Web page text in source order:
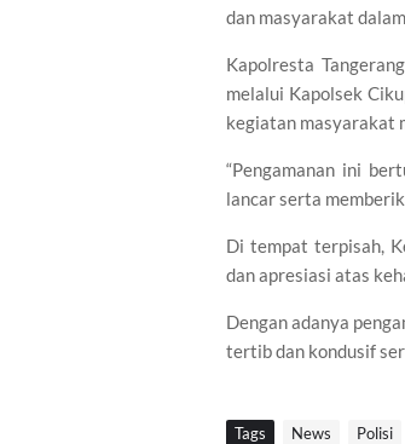
dan masyarakat
Kapolresta
melalui Kapolsek
kegiatan masyarakat
“Pengamanan ini
lancar serta
Di tempat terpisah,
dan apresiasi atas
Dengan adanya
tertib dan kondusif
Tags News Polisi